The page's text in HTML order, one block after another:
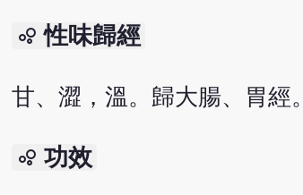
bubble_chart 性味歸經
甘、澀，溫。歸大腸、胃經。
bubble_chart 功效